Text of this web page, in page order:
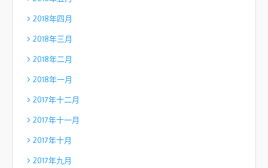
2018年四月
2018年三月
2018年二月
2018年一月
2017年十二月
2017年十一月
2017年十月
2017年九月